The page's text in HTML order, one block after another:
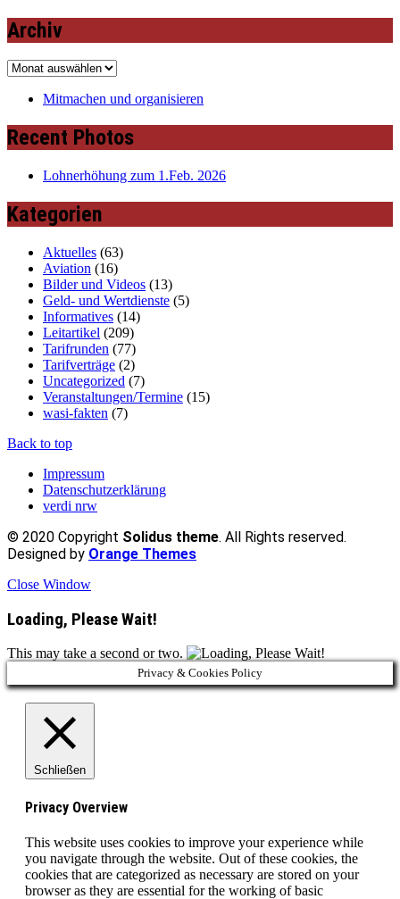
Archiv
Archiv
Mitmachen und organisieren
Recent Photos
Lohnerhöhung zum 1.Feb. 2026
Kategorien
Aktuelles (63)
Aviation (16)
Bilder und Videos (13)
Geld- und Wertdienste (5)
Informatives (14)
Leitartikel (209)
Tarifrunden (77)
Tarifverträge (2)
Uncategorized (7)
Veranstaltungen/Termine (15)
wasi-fakten (7)
Back to top
Impressum
Datenschutzerklärung
verdi nrw
© 2020 Copyright Solidus theme. All Rights reserved.
Designed by Orange Themes
Close Window
Loading, Please Wait!
This may take a second or two.
Privacy & Cookies Policy
Schließen
Privacy Overview
This website uses cookies to improve your experience while
you navigate through the website. Out of these cookies, the
cookies that are categorized as necessary are stored on your
browser as they are essential for the working of basic